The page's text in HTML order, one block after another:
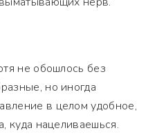
не обошлось без
но иногда
в целом удобное,
куда нацеливаешься.